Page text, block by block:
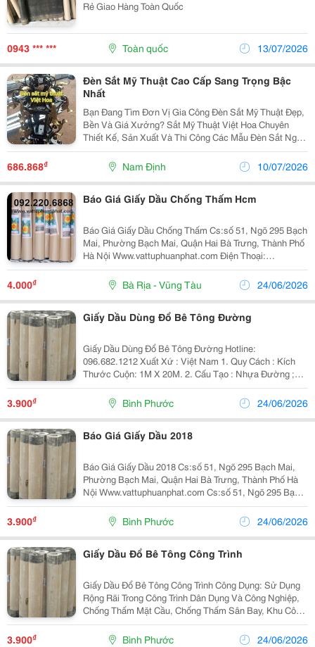
Rẻ Giao Hàng Toàn Quốc
0943 *** *** Toàn quốc 13/07/2026
Đèn Sắt Mỹ Thuật Cao Cấp Sang Trọng Bậc
Nhất
Bạn Đang Tìm Đơn Vị Gia Công Đèn Sắt Mỹ Thuật Đẹp,
Bền Và Giá Xưởng? Sắt Mỹ Thuật Việt Hoa Chuyên
Thiết Kế, Sản Xuất Và Thi Công Các Mẫu Đèn Sắt Nghệ
Thuật Cho Biệt Thự, Nhà Phố, Khách Sạn, Nhà Hàng,
Quán Cà Phê Và Khu Nghỉ Dưỡng Trên Toàn Quốc. ...
686.868₫ Nam Định 10/07/2026
Báo Giá Giấy Dầu Chống Thấm Hcm
Báo Giá Giấy Dầu Chống Thấm Cs:số 51, Ngõ 295 Bạch
Mai, Phường Bạch Mai, Quận Hai Bà Trưng, Thành Phố
Hà Nội Www.vattuphuanphat.com Điện Thoại:
0966821212 Giấy Dầu Chống Thấm Pap Chuyên Cung
Cấp Các Loại Vật Tư Cầu Đường
4.000₫ Bà Rịa - Vũng Tàu 24/06/2026
Giấy Dầu Dùng Đổ Bê Tông Đường
Giấy Dầu Dùng Đổ Bê Tông Đường Hotline:
096.682.1212 Xuất Xứ : Việt Nam 1. Quy Cách : Kích
Thước Cuộn: 1M X 20M. 2. Cấu Tạo : Nhựa Đường ;
Giấy Karat; Bột Đá; Mành Chịu Cơ Tính;Một Số Phụ Gia
Khác... 3. Công Dụng : Sử Dụng Rộng Rãi Trong Công
3.900₫ Bình Phước 24/06/2026
Báo Giá Giấy Dầu 2018
Báo Giá Giấy Dầu 2018 Cs:số 51, Ngõ 295 Bạch Mai,
Phường Bạch Mai, Quận Hai Bà Trưng, Thành Phố Hà
Nội Www.vattuphuanphat.com Cs:số 51, Ngõ 295 Bạch
Mai, Phường Bạch Mai, Quận Hai Bà Trưng, Thành Phố
Hà Nội Www.vattuphuanphat.com Điện Thoại:
3.900₫ Bình Phước 24/06/2026
Giấy Dầu Đổ Bê Tông Công Trình
Giấy Dầu Đổ Bê Tông Công Trình Công Dụng: Sử Dụng
Rộng Rãi Trong Công Trình Dân Dụng Và Công Nghiệp,
Chống Thấm Mặt Cầu, Chống Thấm Sân Bay, Khu Công
Nghiệp, Công Trình Cầu Đường,...Là Vật Liệu Lót Dưới
Cho Công Trình Bê Tông Như: Làm Đường Bê
3.900₫ Bình Phước 24/06/2026